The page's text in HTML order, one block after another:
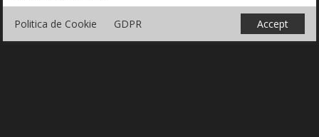
Politica de Cookie GDPR Accept